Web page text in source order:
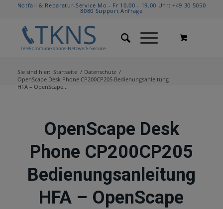
Notfall & Reparatur-Service Mo - Fr 10.00 - 19.00 Uhr:+49 30 5050
8080 Support Anfrage
Sie sind hier: Startseite / Datenschutz /
OpenScape Desk Phone CP200CP205 Bedienungsanleitung
HFA – OpenScape...
OpenScape Desk
Phone CP200CP205
Bedienungsanleitung
HFA – OpenScape